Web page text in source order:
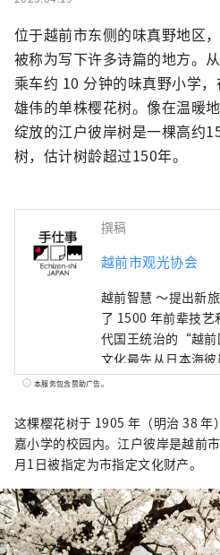
位于越前市东侧的味真野地区
被称为写下许多诗篇的地方。
乘车约 10 分钟的味真野小学
雄伟的单株樱花树。像在温暖
绽放的江户彼岸树是一棵高约
树，估计树龄超过150年。
撰稿
越前市观光协会
越前智慧 ～提出新旅游
了 1500 年前辈技
代国王统治的“越
文化最先从日本海
日本深厚制造的发
中，还活着着人类
世智慧。 此时此地
流孕育着未来。 寻
本服务包含赞助广告。
这棵樱花树于 1905 年（明治 38
嘉小学的校园内。江户彼岸是越前
月1日被指定为市指定文化财产。